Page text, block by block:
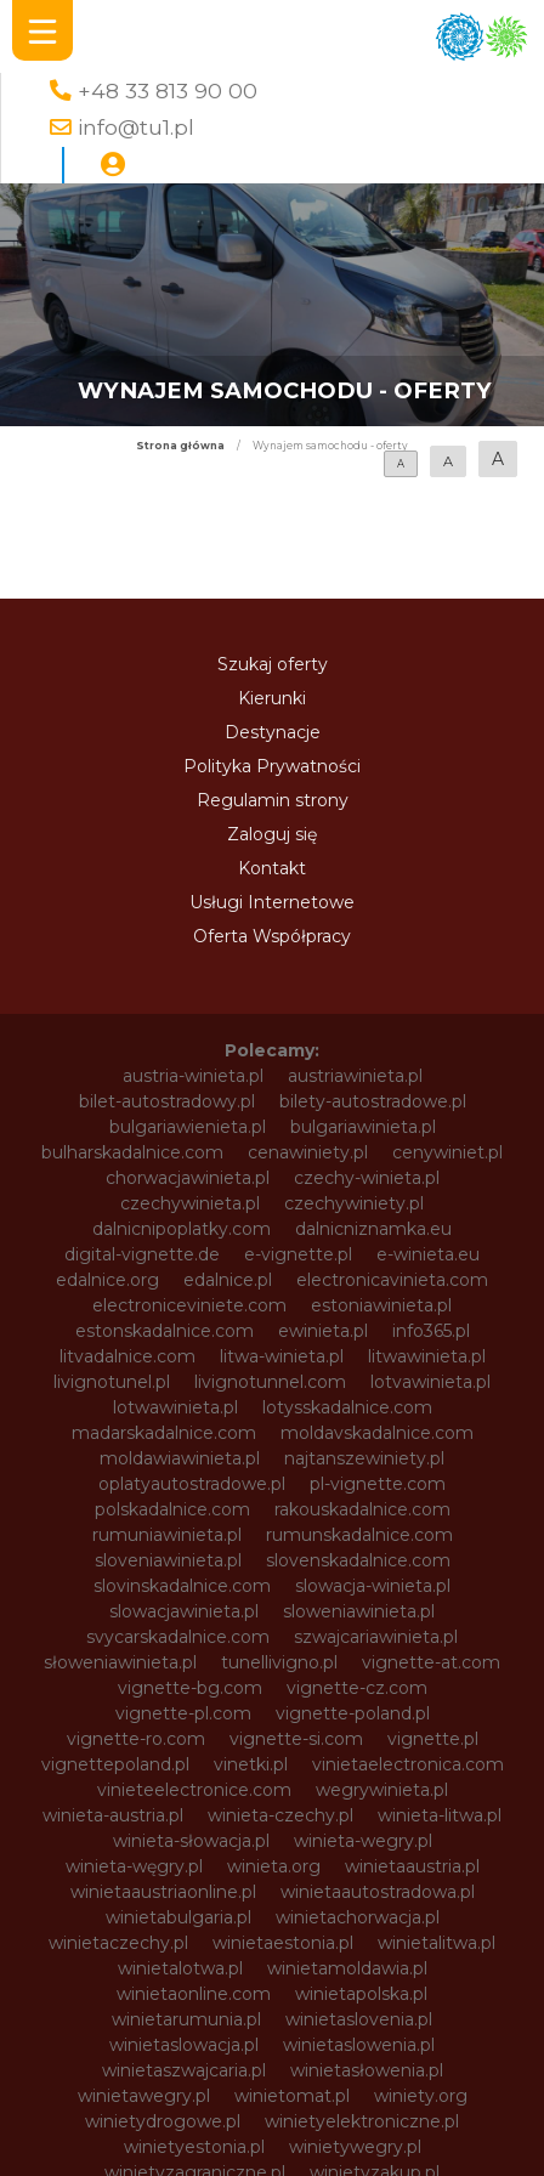
+48 33 813 90 00
info@tu1.pl
WYNAJEM SAMOCHODU - OFERTY
Strona główna /
Wynajem samochodu - oferty
A
A A
Szukaj oferty
Kierunki
Destynacje
Polityka Prywatności
Regulamin strony
Zaloguj się
Kontakt
Usługi Internetowe
Oferta Współpracy
Polecamy:
austria-winieta.pl
austriawinieta.pl
bilet-autostradowy.pl
bilety-autostradowe.pl
bulgariawienieta.pl
bulgariawinieta.pl
bulharskadalnice.com
cenawiniety.pl
cenywiniet.pl
chorwacjawinieta.pl
czechy-winieta.pl
czechywinieta.pl
czechywiniety.pl
dalnicnipoplatky.com
dalnicniznamka.eu
digital-vignette.de
e-vignette.pl
e-winieta.eu
edalnice.org
edalnice.pl
electronicavinieta.com
electroniceviniete.com
estoniawinieta.pl
estonskadalnice.com
ewinieta.pl
info365.pl
litvadalnice.com
litwa-winieta.pl
litwawinieta.pl
livignotunel.pl
livignotunnel.com
lotvawinieta.pl
lotwawinieta.pl
lotysskadalnice.com
madarskadalnice.com
moldavskadalnice.com
moldawiawinieta.pl
najtanszewiniety.pl
oplatyautostradowe.pl
pl-vignette.com
polskadalnice.com
rakouskadalnice.com
rumuniawinieta.pl
rumunskadalnice.com
sloveniawinieta.pl
slovenskadalnice.com
slovinskadalnice.com
slowacja-winieta.pl
slowacjawinieta.pl
sloweniawinieta.pl
svycarskadalnice.com
szwajcariawinieta.pl
słoweniawinieta.pl
tunellivigno.pl
vignette-at.com
vignette-bg.com
vignette-cz.com
vignette-pl.com
vignette-poland.pl
vignette-ro.com
vignette-si.com
vignette.pl
vignettepoland.pl
vinetki.pl
vinietaelectronica.com
vinieteelectronice.com
wegrywinieta.pl
winieta-austria.pl
winieta-czechy.pl
winieta-litwa.pl
winieta-słowacja.pl
winieta-wegry.pl
winieta-węgry.pl
winieta.org
winietaaustria.pl
winietaaustriaonline.pl
winietaautostradowa.pl
winietabulgaria.pl
winietachorwacja.pl
winietaczechy.pl
winietaestonia.pl
winietalitwa.pl
winietalotwa.pl
winietamoldawia.pl
winietaonline.com
winietapolska.pl
winietarumunia.pl
winietaslovenia.pl
winietaslowacja.pl
winietaslowenia.pl
winietaszwajcaria.pl
winietasłowenia.pl
winietawegry.pl
winietomat.pl
winiety.org
winietydrogowe.pl
winietyelektroniczne.pl
winietyestonia.pl
winietywegry.pl